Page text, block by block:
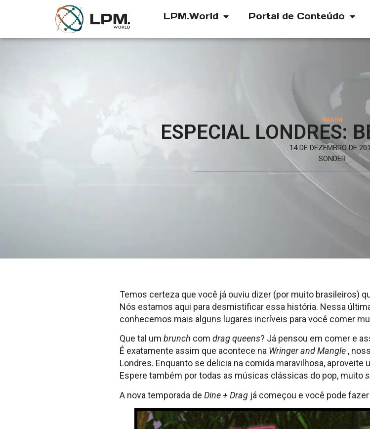
LPM.World Portal de Conteúdo
VIAGEM
ESPECIAL LONDRES:
14 DE DEZEMBRO DE
SONDER
Temos certeza que você já ouviu dizer (por muito brasileiros)
Nós estamos aqui para desmistificar essa história. Nessa
conhecemos mais alguns lugares incríveis para você comer
Que tal um brunch com drag queens? Já pensou em comer e
É exatamente assim que acontece na Wringer and Mangle ,
Londres. Enquanto se delicia na comida maravilhosa, aproveite
Espere também por todas as músicas clássicas do pop, muito
A nova temporada de Dine + Drag já começou e você pode